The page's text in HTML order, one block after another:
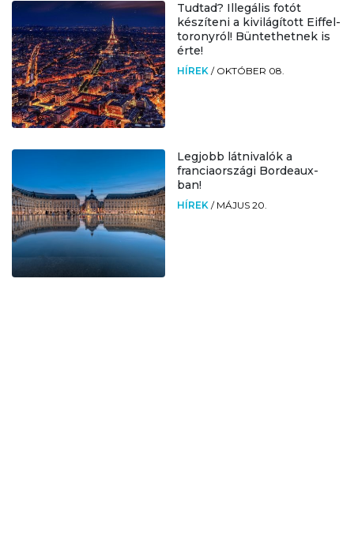
Tudtad? Illegális fotót
készíteni a kivilágított Eiffel-
toronyról! Büntethetnek is
érte!
HÍREK / OKTÓBER 08.
Legjobb látnivalók a
franciaországi Bordeaux-
ban!
HÍREK / MÁJUS 20.